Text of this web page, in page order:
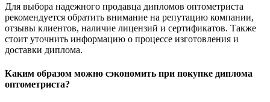
Для выбора надежного продавца дипломов оптометриста
рекомендуется обратить внимание на репутацию компании,
отзывы клиентов, наличие лицензий и сертификатов. Также
стоит уточнить информацию о процессе изготовления и
доставки диплома.
Каким образом можно сэкономить при покупке диплома
оптометриста?